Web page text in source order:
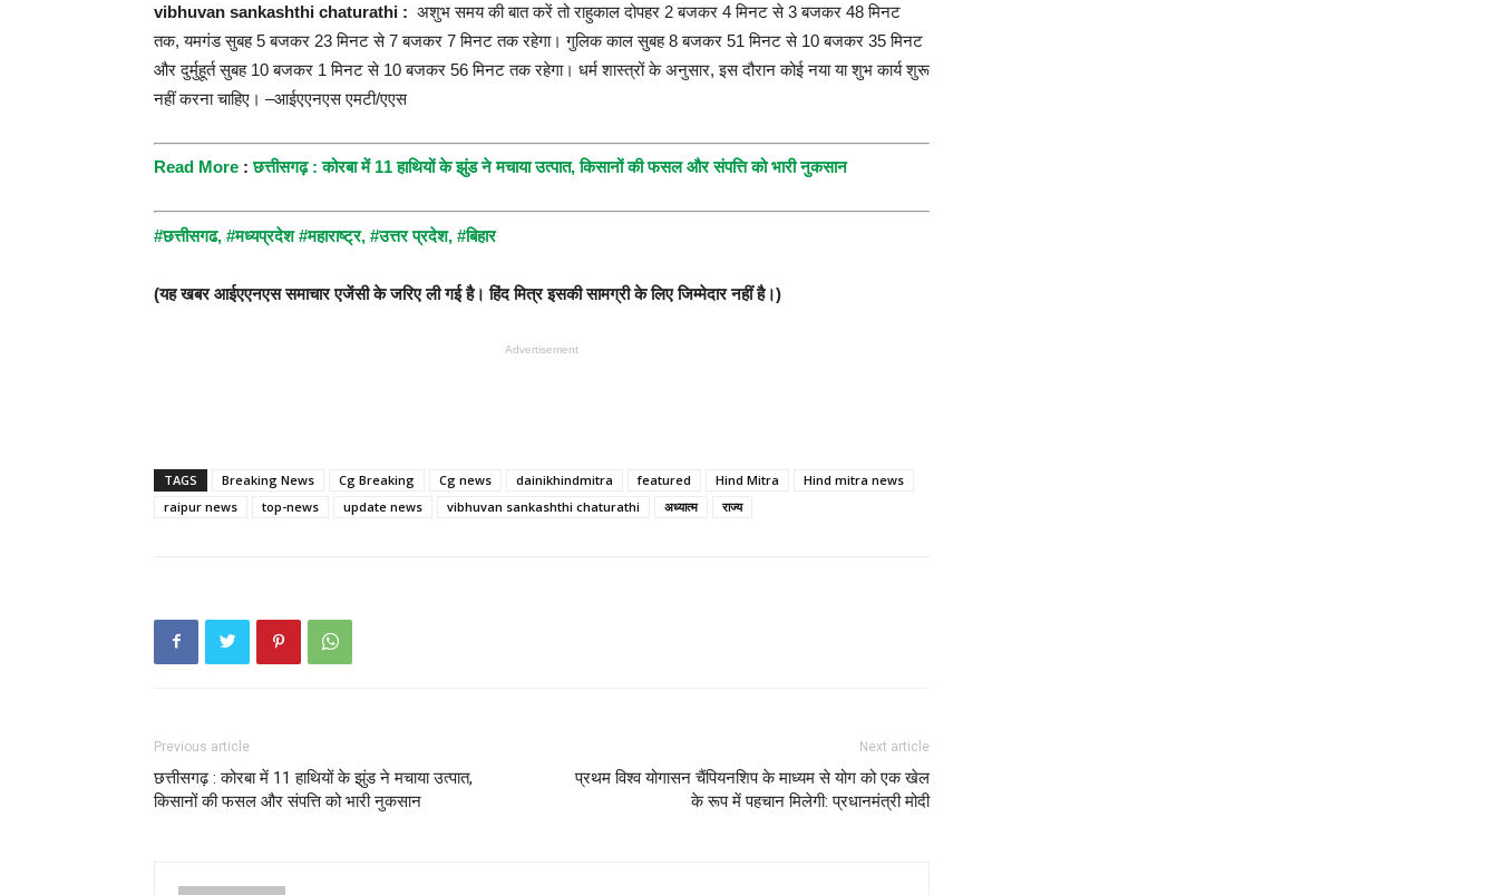
vibhuvan sankashthi chaturathi : अशुभ समय की बात करें तो राहुकाल दोपहर 2 बजकर 4 मिनट से 3 बजकर 48 मिनट
तक, यमगंड सुबह 5 बजकर 23 मिनट से 7 बजकर 7 मिनट तक रहेगा। गुलिक काल सुबह 8 बजकर 51 मिनट से 10 बजकर 35 मिनट
और दुर्मुहूर्त सुबह 10 बजकर 1 मिनट से 10 बजकर 56 मिनट तक रहेगा। धर्म शास्त्रों के अनुसार, इस दौरान कोई नया या शुभ कार्य शुरू
नहीं करना चाहिए। –आईएएनएस एमटी/एएस
Read More :छत्तीसगढ़ : कोरबा में 11 हाथियों के झुंड ने मचाया उत्पात, किसानों की फसल और संपत्ति को भारी नुकसान
#छत्तीसगढ, #मध्यप्रदेश #महाराष्ट्र, #उत्तर प्रदेश, #बिहार
(यह खबर आईएएनएस समाचार एजेंसी के जरिए ली गई है। हिंद मित्र इसकी सामग्री के लिए जिम्मेदार नहीं है।)
Advertisement
TAGS Breaking News Cg Breaking Cg news dainikhindmitra featured Hind Mitra
Hind mitra news
raipur news
top-news update news vibhuvan sankashthi chaturathi अध्यात्म राज्य
Previous article
छत्तीसगढ़ : कोरबा में 11 हाथियों के झुंड ने मचाया उत्पात,
किसानों की फसल और संपत्ति को भारी नुकसान
Next article
प्रथम विश्व योगासन चैंपियनशिप के माध्यम से योग को एक खेल
के रूप में पहचान मिलेगी: प्रधानमंत्री मोदी